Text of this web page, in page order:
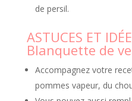
de persil.
ASTUCES ET
Blanquette de
Accompagnez votre
pommes vapeur, du